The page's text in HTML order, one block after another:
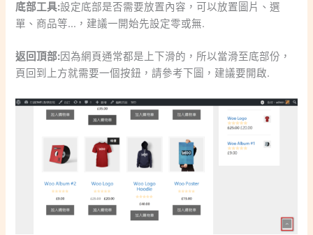
底部工具:設定底部是否需要放置內容，可以放置圖片、選
單、商品等…，建議一開始先設定零或無.
返回頂部:因為網頁通常都是上下滑的，所以當滑至底部份，
頁回到上方就需要一個按鈕，請參考下圖，建議要開啟.